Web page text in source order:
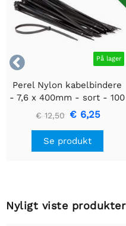
 På lager
Perel Nylon kabelbindere
- 7,6 x 400mm - sort - 100
stk
€ 12,50 € 6,25
Se produkt
Nyligt viste produkter